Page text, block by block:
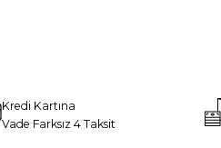
Kredi Kartına
Vade Farksız 4 Taksit